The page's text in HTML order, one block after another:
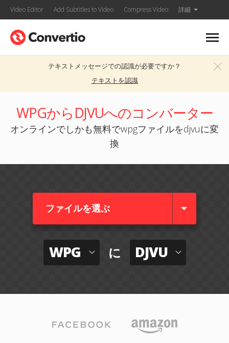
Video Editor Add Subtitles to Video Compress Video 詳細
テキストメッセージでの認識が必要ですか？
テキストを認識
WPGからDJVUへのコンバーター
オンラインでしかも無料でwpgファイルをdjvuに変
換
ファイルを選ぶ
WPG に DJVU